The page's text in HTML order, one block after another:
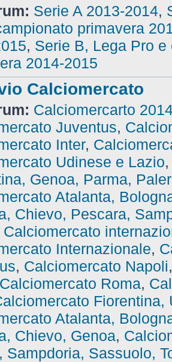
Serie A 2013-2014,
primavera
, Serie B, Lega Pro e
2014-2015
Calciomercato
Calciomercarto
Juventus,
Inter,
Udinese e Lazio
Genoa, Parma,
Atalanta,
Chievo, Pescara,
Calciomercato
Internazionale,
, Calciomercato Napoli
Calciomercato Roma,
Fiorentina,
Atalanta,
Chievo, Genoa,
Sampdoria, Sassuolo,